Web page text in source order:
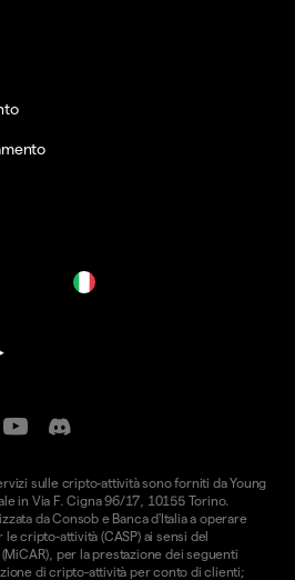
sulle cripto-attività sono forniti da Young
in Via F. Cigna 96/17, 10155 Torino.
da Consob e Banca d'Italia a operare
cripto-attività (CASP) ai sensi del
per la prestazione dei seguenti
di cripto-attività per conto di clienti;